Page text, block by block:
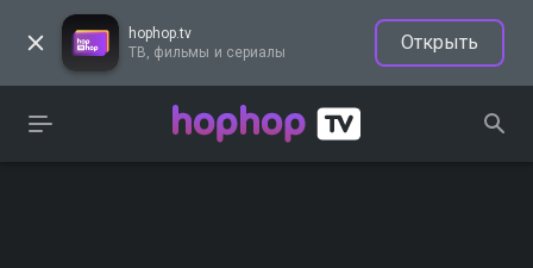
hophop.tv
ТВ, фильмы и сериалы
Открыть